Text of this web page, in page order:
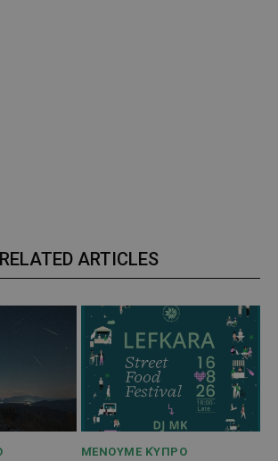
RELATED ARTICLES
ΜΈΝΟΥΜΕ ΚΎΠΡΟ